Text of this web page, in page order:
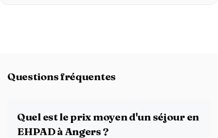
Questions fréquentes
Quel est le prix moyen d'un séjour en
EHPAD à Angers ?